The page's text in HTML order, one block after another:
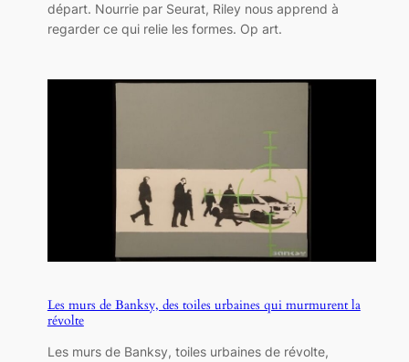
départ. Nourrie par Seurat, Riley nous apprend à
regarder ce qui relie les formes. Op art.
Les murs de Banksy, des toiles urbaines qui murmurent la
révolte
Les murs de Banksy, toiles urbaines de révolte,